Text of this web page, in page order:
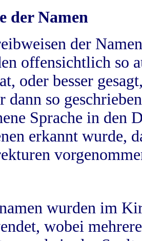
der Namen
der
offensichtlich so
oder besser
dann so
Sprache in
erkannt wurde,
wurden im
wobei